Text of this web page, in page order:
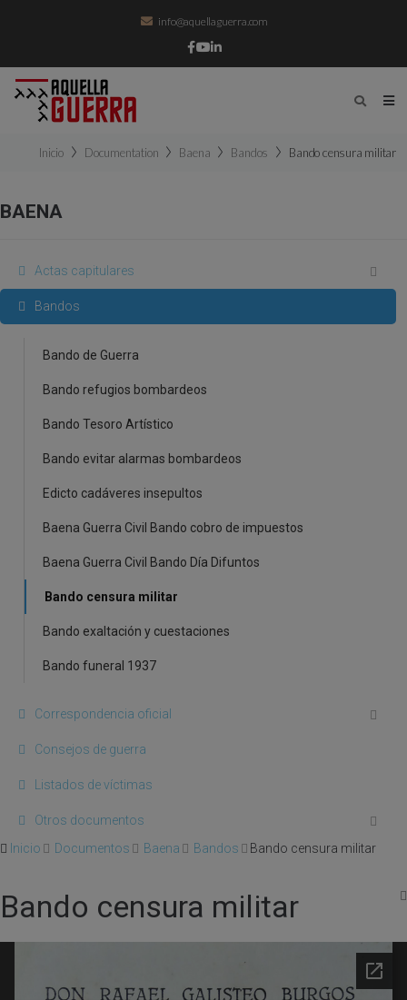
info@aquellaguerra.com
Inicio Documentation Baena Bandos Bando censura militar
BAENA
Actas capitulares
Bandos
Bando de Guerra
Bando refugios bombardeos
Bando Tesoro Artístico
Bando evitar alarmas bombardeos
Edicto cadáveres insepultos
Baena Guerra Civil Bando cobro de impuestos
Baena Guerra Civil Bando Día Difuntos
Bando censura militar
Bando exaltación y cuestaciones
Bando funeral 1937
Correspondencia oficial
Consejos de guerra
Listados de víctimas
Otros documentos
Inicio
Documentos Baena Bandos Bando censura militar
Bando censura militar